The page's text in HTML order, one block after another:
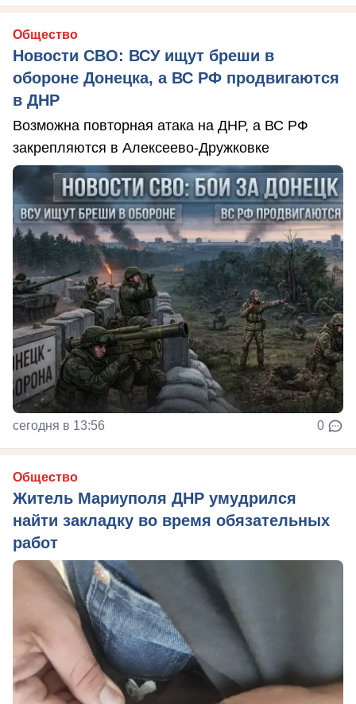
Общество
Новости СВО: ВСУ ищут бреши в
обороне Донецка, а ВС РФ продвигаются
в ДНР
Возможна повторная атака на ДНР, а ВС РФ
закрепляются в Алексеево-Дружковке
сегодня в 13:56 0
Общество
Житель Мариуполя ДНР умудрился
найти закладку во время обязательных
работ